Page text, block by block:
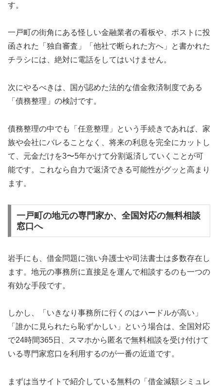
す。
一戸町の街角にある怪しい金融業者の看板や、ポストに投
函された「独自審査」「他社で断られた方へ」と書かれた
チラシには、絶対に電話をしてはいけません。
次にやるべきは、国が認めた法的な借金救済制度である
「債務整理」の検討です。
債務整理の中でも「任意整理」という手続きであれば、家
族や会社にバレることなく、将来の利息を完全にカットし
て、元金だけを3〜5年かけて分割返済していくことが可
能です。これなら自力で返済できる可能性がグッと高まり
ます。
一戸町の地元の専門家か、全国対応の無料相談
窓口へ
岩手にも、借金問題に強い弁護士や司法書士は多数存在し
ます。地元の事務所に直接足を運んで相談するのも一つの
有効な手段です。
しかし、「いきなり事務所に行くのはハードルが高い」
「誰かに見られたら恥ずかしい」という場合は、全国対応
で24時間365日、スマホから匿名で無料相談を受け付けて
いる専門家窓口を利用するのが一番の近道です。
まずは当サイトで紹介している無料の「借金減額シミュレ